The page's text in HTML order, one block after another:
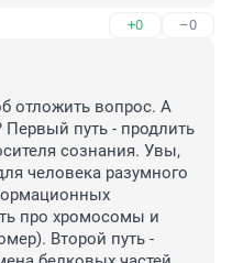
+0 –0
отложить вопрос. А
Первый путь - продлить
сознания. Увы,
человека разумного
про хромосомы и
Второй путь -